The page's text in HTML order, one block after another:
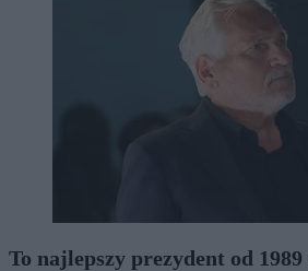
To najlepszy prezydent od